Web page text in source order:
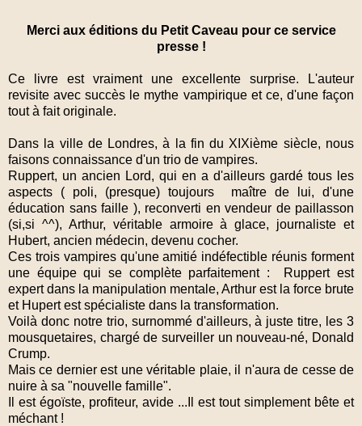
Merci aux éditions du Petit Caveau pour ce service
presse !
Ce livre est vraiment une excellente surprise. L'auteur
revisite avec succès le mythe vampirique et ce, d'une façon
tout à fait originale.
Dans la ville de Londres, à la fin du XIXième siècle, nous
faisons connaissance d'un trio de vampires.
Ruppert, un ancien Lord, qui en a d'ailleurs gardé tous les
aspects ( poli, (presque) toujours maître de lui, d'une
éducation sans faille ), reconverti en vendeur de paillasson
(si,si ^^), Arthur, véritable armoire à glace, journaliste et
Hubert, ancien médecin, devenu cocher.
Ces trois vampires qu'une amitié indéfectible réunis forment
une équipe qui se complète parfaitement : Ruppert est
expert dans la manipulation mentale, Arthur est la force brute
et Hupert est spécialiste dans la transformation.
Voilà donc notre trio, surnommé d'ailleurs, à juste titre, les 3
mousquetaires, chargé de surveiller un nouveau-né, Donald
Crump.
Mais ce dernier est une véritable plaie, il n'aura de cesse de
nuire à sa "nouvelle famille".
Il est égoïste, profiteur, avide ...Il est tout simplement bête et
méchant !